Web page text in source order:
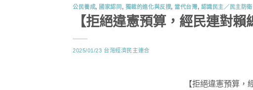
公民養成, 國家認同, 獨裁的進化與反撲, 當代台灣, 認識民主／民主防衛
【拒絕違憲預算，經民連對賴
2025/01/23 台灣經濟民主連合
【拒絕違憲預算，